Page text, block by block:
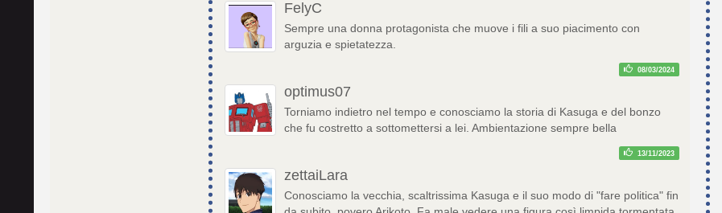
FelyC
Sempre una donna protagonista che muove i fili a suo piacimento con
arguzia e spietatezza.
08/03/2024
optimus07
Torniamo indietro nel tempo e conosciamo la storia di Kasuga e del bonzo
che fu costretto a sottomettersi a lei. Ambientazione sempre bella
13/11/2023
zettaiLara
Conosciamo la vecchia, scaltrissima Kasuga e il suo modo di "fare politica" fin